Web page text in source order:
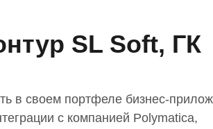
SL Soft, ГК
в своем портфеле бизнес-
с компанией Polymatica,